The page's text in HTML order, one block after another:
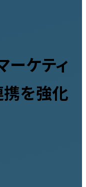
ーケティ
携を強化